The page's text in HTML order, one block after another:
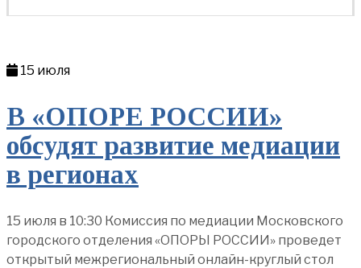
15 июля
В «ОПОРЕ РОССИИ»
обсудят развитие медиации
в регионах
15 июля в 10:30 Комиссия по медиации Московского
городского отделения «ОПОРЫ РОССИИ» проведет
открытый межрегиональный онлайн-круглый стол